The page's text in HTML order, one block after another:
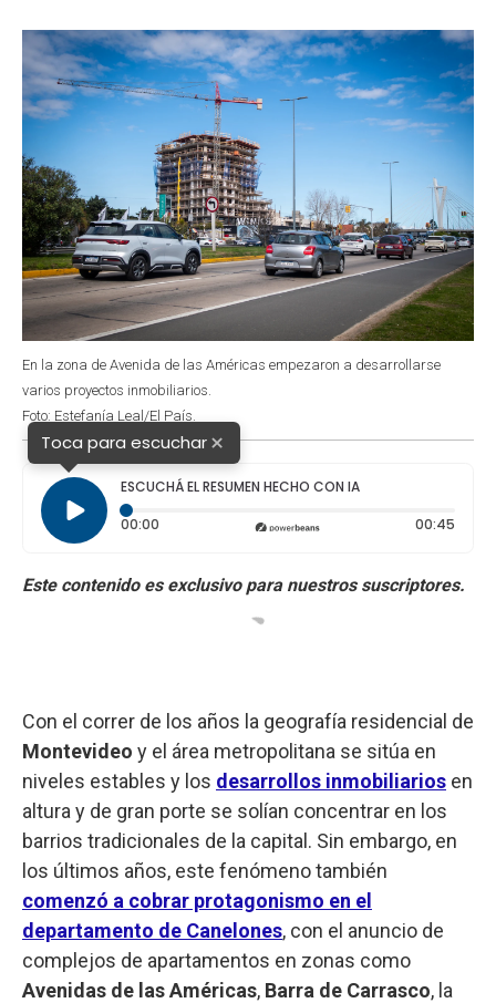
p
n
En la zona de Avenida de las Américas empezaron a desarrollarse
varios proyectos inmobiliarios.
Foto: Estefanía Leal/El País.
Toca para escuchar×
ESCUCHÁ EL RESUMEN HECHO CON IA
00:00 Tiempo transcurrido: 0 segundos 00:45
Con el correr de los años la geografía residencial de
Montevideo y el área metropolitana se sitúa en
niveles estables y los desarrollos inmobiliarios en
altura y de gran porte se solían concentrar en los
barrios tradicionales de la capital. Sin embargo, en
los últimos años, este fenómeno también
comenzó a cobrar protagonismo en el
departamento de Canelones, con el anuncio de
complejos de apartamentos en zonas como
Avenidas de las Américas, Barra de Carrasco, la